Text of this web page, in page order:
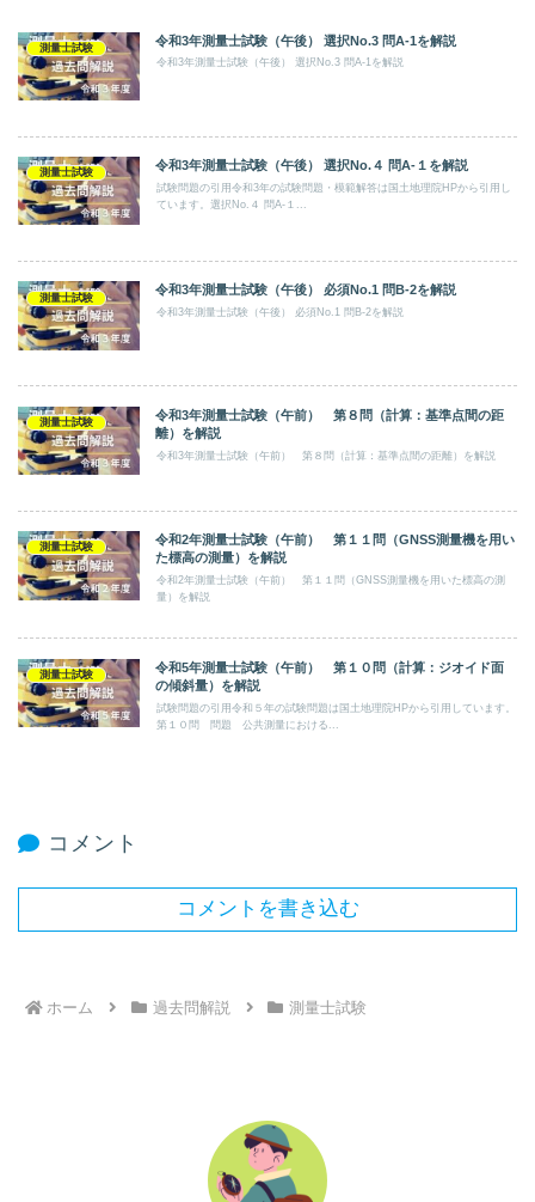
測量士試験
令和3年測量士試験（午後） 選択No.3 問A-1を解説
令和3年測量士試験（午後） 選択No.3 問A-1を解説
測量士試験
令和3年測量士試験（午後） 選択No.４ 問A-１を解説
試験問題の引用令和3年の試験問題・模範解答は国土地理院HPから引用し
ています。選択No.４ 問A-１...
測量士試験
令和3年測量士試験（午後） 必須No.1 問B-2を解説
令和3年測量士試験（午後） 必須No.1 問B-2を解説
測量士試験
令和3年測量士試験（午前） 第８問（計算：基準点間の距
離）を解説
令和3年測量士試験（午前） 第８問（計算：基準点間の距離）を解説
測量士試験
令和2年測量士試験（午前） 第１１問（GNSS測量機を用い
た標高の測量）を解説
令和2年測量士試験（午前） 第１１問（GNSS測量機を用いた標高の測
量）を解説
測量士試験
令和5年測量士試験（午前） 第１０問（計算：ジオイド面
の傾斜量）を解説
試験問題の引用令和５年の試験問題は国土地理院HPから引用しています。
第１０問 問題 公共測量における...
コメント
コメントを書き込む
ホーム 過去問解説 測量士試験